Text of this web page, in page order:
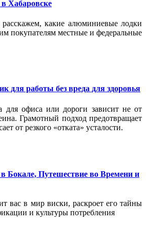
Хабаровске
какие алюминиевые лодки
покупателям местные и федеральные
для работы без вреда для здоровья
для офиса или дороги зависит не от
Грамотный подход предотвращает
от резкого «отката» усталости.
Бокале, Путешествие во Времени и
вас в мир виски, раскроет его тайны
и культуры потребления